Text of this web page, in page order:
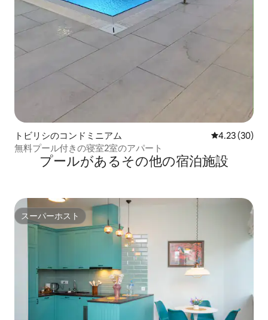
トビリシのコンドミニアム レビュー30
4.23 (30)
無料プール付きの寝室2室のアパート
プールがあるその他の宿泊施設
スーパーホスト
スーパーホスト